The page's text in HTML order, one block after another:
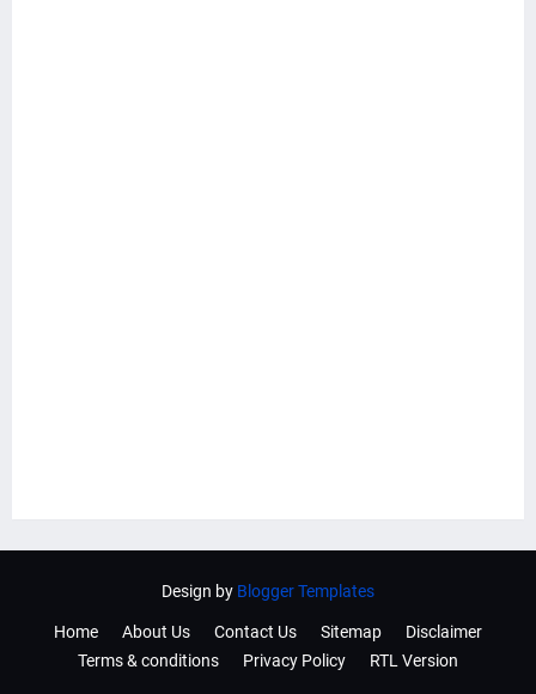
Design by Blogger Templates
Home About Us Contact Us Sitemap
Disclaimer
Terms & conditions
Privacy Policy RTL Version